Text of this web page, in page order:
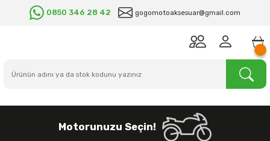
0850 346 28 42 gogomotoaksesuar@gmail.com
Motorunuzu Seçin!